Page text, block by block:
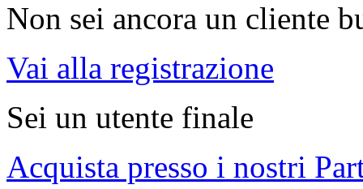
Non sei ancora un cliente
Vai alla registrazione
Sei un utente finale
Acquista presso i nostri